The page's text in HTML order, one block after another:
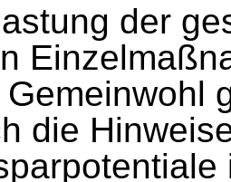
der
Gemeinwohl
die